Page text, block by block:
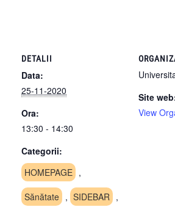
DETALII
Data:
25-11-2020
Ora:
13:30 - 14:30
Categorii:
HOMEPAGE ,
Sănătate , SIDEBAR ,
Site
View